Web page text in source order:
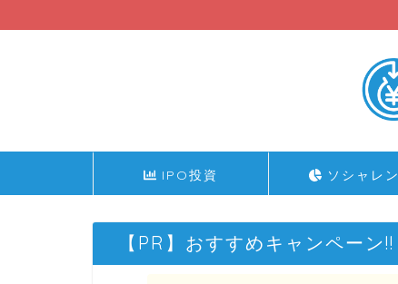
IPO投資 ソシャレン
【PR】おすすめキャンペーン!!